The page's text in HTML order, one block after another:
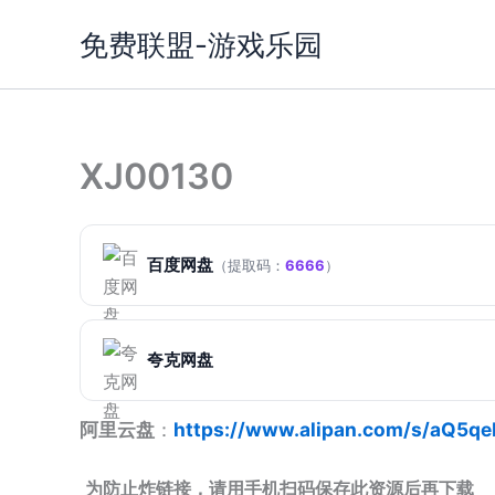
免费联盟-游戏乐园
XJ00130
百度网盘 （提取码： 6666）
夸克网盘
阿里云盘 ： https://www.alipan.com/s/
为防止炸链接，请用手机扫码保存此资源后再下载